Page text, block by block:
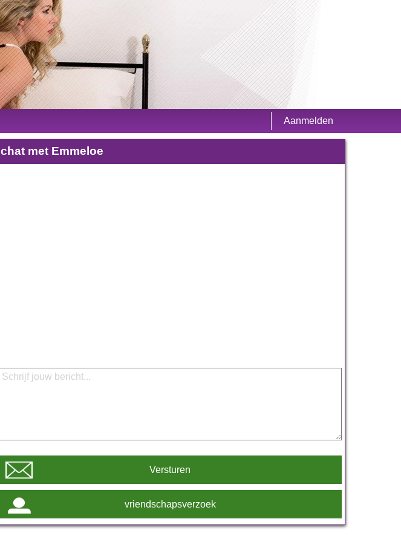
Aanmelden
chat met Emmeloe
Versturen
vriendschapsverzoek